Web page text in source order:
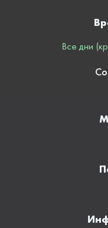
Все дни